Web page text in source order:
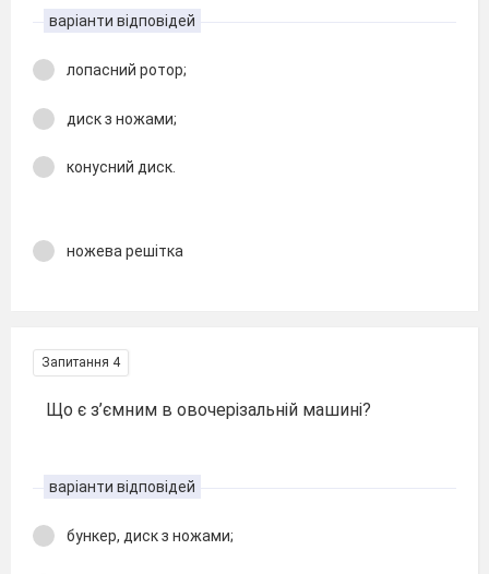
варіанти відповідей
лопасний ротор;
диск з ножами;
конусний диск.
ножева решітка
Запитання 4
Що є з’ємним в овочерізальній машині?
варіанти відповідей
бункер, диск з ножами;